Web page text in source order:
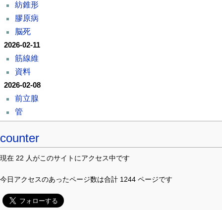
紡錐形
膠原病
脳死
2026-02-11
筋線維
資料
2026-02-08
前立腺
管
counter
現在 22 人がこのサイトにアクセス中です
今日アクセスのあったページ数は合計 1244 ページです